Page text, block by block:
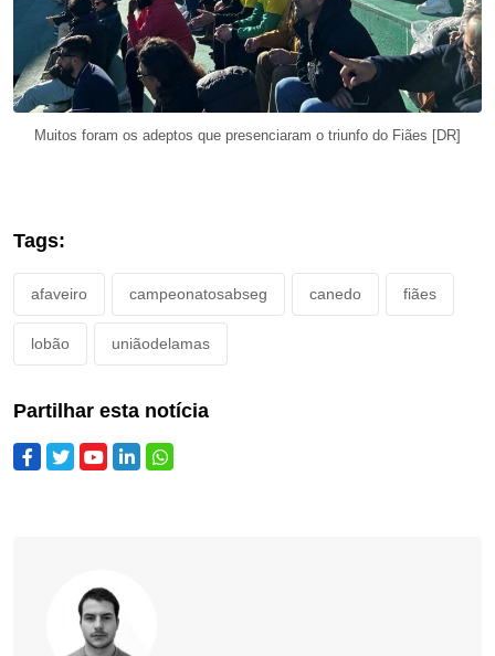
Muitos foram os adeptos que presenciaram o triunfo do Fiães [DR]
Tags:
afaveiro campeonatosabseg canedo fiães
lobão uniãodelamas
Partilhar esta notícia